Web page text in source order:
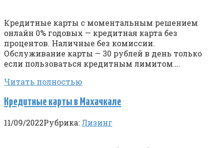
Кредитные карты с моментальным решением
онлайн 0% годовых — кредитная карта без
процентов. Наличные без комиссии.
Обслуживание карты — 30 рублей в день только
если пользоваться кредитным лимитом….
Читать полностью
Кредитные карты в Махачкале
11/09/2022Рубрика:Лизинг